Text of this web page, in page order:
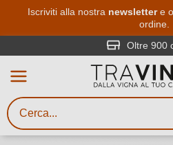
Iscriviti alla nostra newslettere
ordine.
Oltre 900
Ricerca vini
Inserisci almeno 3
gusto, occasione,